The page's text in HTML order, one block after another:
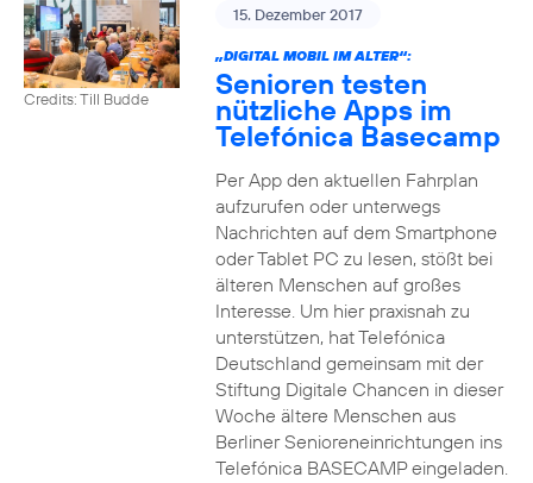
Credits: Till Budde
15. Dezember 2017
„DIGITAL MOBIL IM ALTER“:
Senioren testen
nützliche Apps im
Telefónica Basecamp
Per App den aktuellen Fahrplan
aufzurufen oder unterwegs
Nachrichten auf dem Smartphone
oder Tablet PC zu lesen, stößt bei
älteren Menschen auf großes
Interesse. Um hier praxisnah zu
unterstützen, hat Telefónica
Deutschland gemeinsam mit der
Stiftung Digitale Chancen in dieser
Woche ältere Menschen aus
Berliner Senioreneinrichtungen ins
Telefónica BASECAMP eingeladen.